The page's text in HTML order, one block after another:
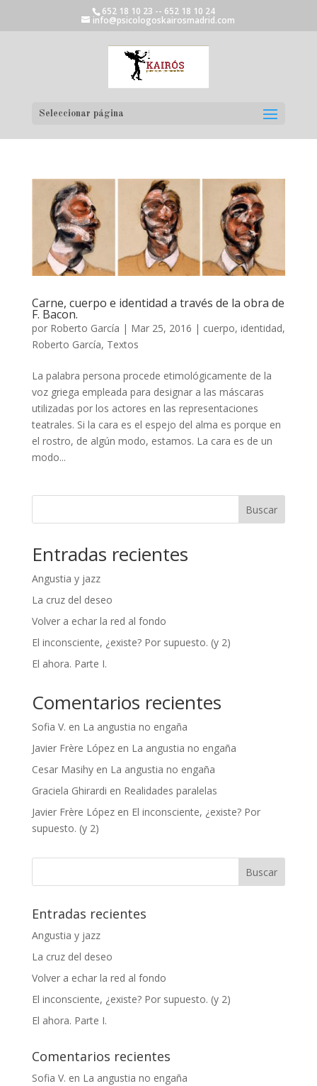
652 18 10 23 -- 652 18 10 24
info@psicologoskairosmadrid.com
Seleccionar página
Carne, cuerpo e identidad a través de la obra de
F. Bacon.
por Roberto García | Mar 25, 2016 | cuerpo, identidad,
Roberto García, Textos
La palabra persona procede etimológicamente de la
voz griega empleada para designar a las máscaras
utilizadas por los actores en las representaciones
teatrales. Si la cara es el espejo del alma es porque en
el rostro, de algún modo, estamos. La cara es de un
modo...
Buscar
Entradas recientes
Angustia y jazz
La cruz del deseo
Volver a echar la red al fondo
El inconsciente, ¿existe? Por supuesto. (y 2)
El ahora. Parte I.
Comentarios recientes
Sofia V. en La angustia no engaña
Javier Frère Lópezen La angustia no engaña
Cesar Masihyen La angustia no engaña
Graciela Ghirardi en Realidades paralelas
Javier Frère Lópezen El inconsciente, ¿existe? Por
supuesto. (y 2)
Entradas recientes
Angustia y jazz
La cruz del deseo
Volver a echar la red al fondo
El inconsciente, ¿existe? Por supuesto. (y 2)
El ahora. Parte I.
Comentarios recientes
Sofia V. en La angustia no engaña